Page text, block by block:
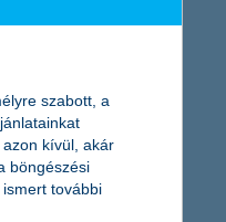
szabott, a
kívül, akár
böngészési
további